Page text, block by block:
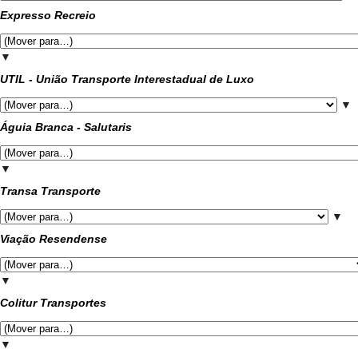
Expresso Recreio
▼
UTIL - União Transporte Interestadual de Luxo
▼
Águia Branca - Salutaris
▼
Transa Transporte
▼
Viação Resendense
▼
Colitur Transportes
▼